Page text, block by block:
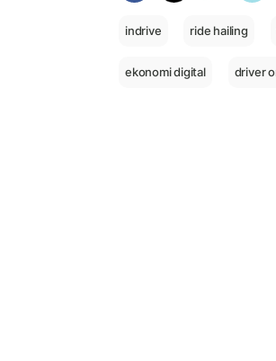
indrive ride hailing
ekonomi digital driver